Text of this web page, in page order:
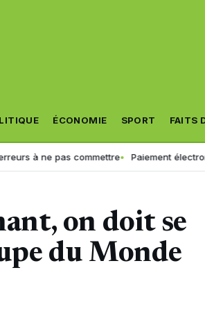
ÉCONOMIE SPORT FAITS
commettre Paiement électronique en
on doit se
du Monde